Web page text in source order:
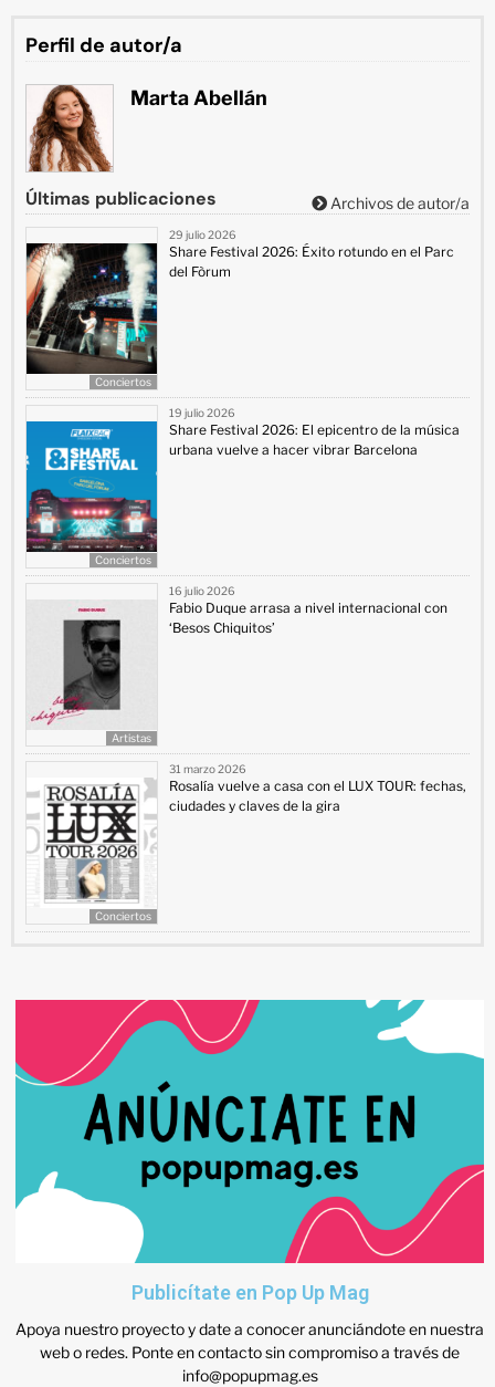
Perfil de autor/a
Marta Abellán
Últimas publicaciones Archivos de autor/a
Conciertos
29 julio 2026
Share Festival 2026: Éxito rotundo en el Parc
del Fòrum
Conciertos
19 julio 2026
Share Festival 2026: El epicentro de la música
urbana vuelve a hacer vibrar Barcelona
Artistas
16 julio 2026
Fabio Duque arrasa a nivel internacional con
‘Besos Chiquitos’
Conciertos
31 marzo 2026
Rosalía vuelve a casa con el LUX TOUR: fechas,
ciudades y claves de la gira
Publicítate en Pop Up Mag
Apoya nuestro proyecto y date a conocer anunciándote en nuestra
web o redes. Ponte en contacto sin compromiso a través de
info@popupmag.es